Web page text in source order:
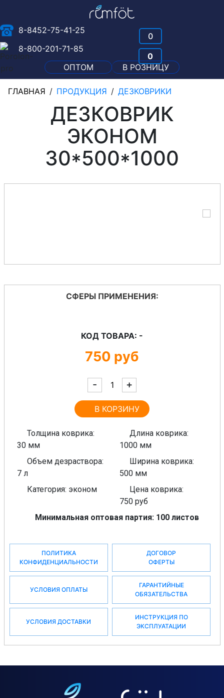
0
0
ОПТОМ
В РОЗНИЦУ
8-800-201-71-85
8-8452-75-41-25
ГЛАВНАЯ / ПРОДУКЦИЯ / ДЕЗКОВРИКИ
ДЕЗКОВРИК
ЭКОНОМ
30*500*1000
СФЕРЫ ПРИМЕНЕНИЯ:
КОД ТОВАРА: -
750 руб
- +
В КОРЗИНУ
Толщина коврика:
30 мм
Длина коврика:
1000 мм
Объем дезраствора:
7 л
Ширина коврика:
500 мм
Категория: эконом
Цена коврика:
750 руб
Минимальная оптовая партия: 100 листов
ПОЛИТИКА
КОНФИДЕНЦИАЛЬНОСТИ
ДОГОВОР
ОФЕРТЫ
УСЛОВИЯ ОПЛАТЫ
ГАРАНТИЙНЫЕ
ОБЯЗАТЕЛЬСТВА
УСЛОВИЯ ДОСТАВКИ
ИНСТРУКЦИЯ ПО
ЭКСПЛУАТАЦИИ